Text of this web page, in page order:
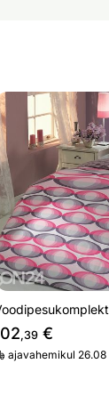
,39€
ajavahemikul